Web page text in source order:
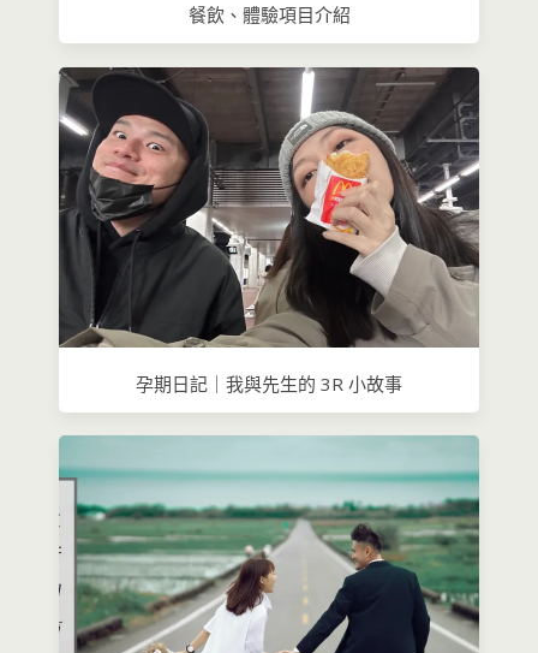
餐飲、體驗項目介紹
孕期日記｜我與先生的 3R 小故事